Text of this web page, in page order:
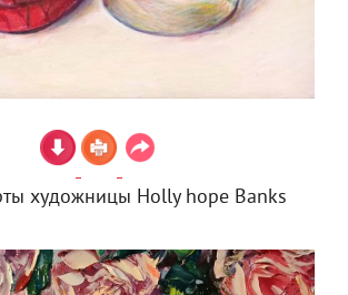
художницы Holly hope Banks